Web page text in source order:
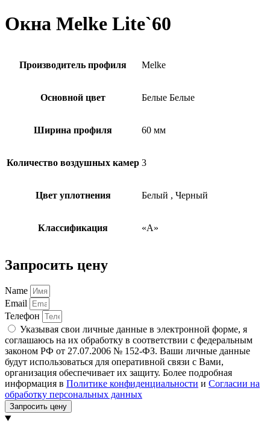
Окна Melke Lite`60
Производитель профиля Melke
Основной цвет Белые Белые
Ширина профиля 60 мм
Количество воздушных камер 3
Цвет уплотнения Белый , Черный
Классификация «А»
Запросить цену
Name
Email
Телефон
Указывая свои личные данные в электронной форме, я
соглашаюсь на их обработку в соответствии с федеральным
законом РФ от 27.07.2006 № 152-ФЗ. Ваши личные данные
будут использоваться для оперативной связи с Вами,
организация обеспечивает их защиту. Более подробная
информация в Политике конфиденциальности и Согласии на
обработку персональных данных
Запросить цену